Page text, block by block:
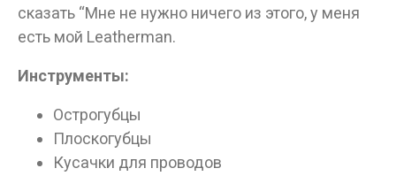
сказать “Мне не нужно ничего из этого, у меня
есть мой Leatherman.
Инструменты:
Острогубцы
Плоскогубцы
Кусачки для проводов